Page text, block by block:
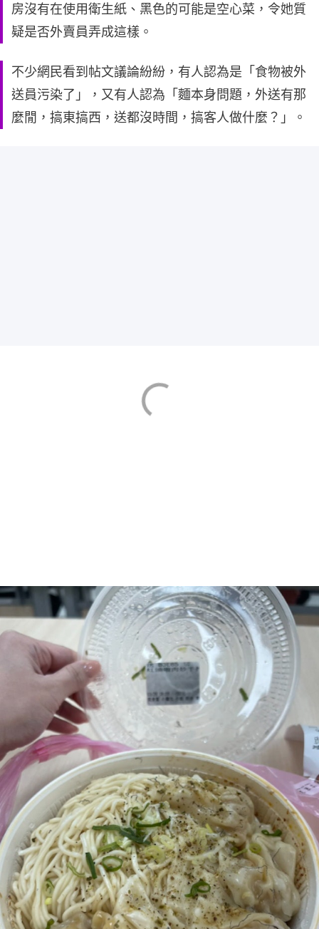
房沒有在使用衛生紙、黑色的可能是空心菜，令她質
疑是否外賣員弄成這樣。
不少網民看到帖文議論紛紛，有人認為是「食物被外
送員污染了」，又有人認為「麵本身問題，外送有那
麼閒，搞東搞西，送都沒時間，搞客人做什麼？」。